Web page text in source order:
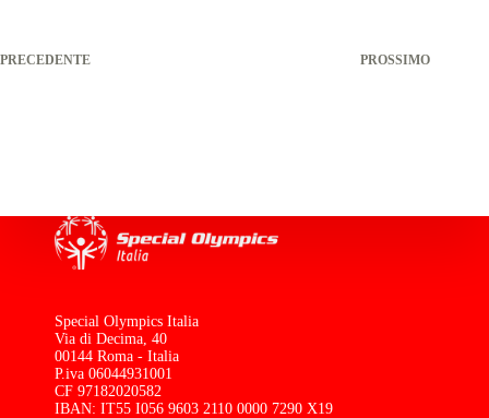
PRECEDENTE PROSSIMO
Special Olympics Italia
Via di Decima, 40
00144 Roma - Italia
P.iva 06044931001
CF 97182020582
IBAN: IT55 I056 9603 2110 0000 7290 X19